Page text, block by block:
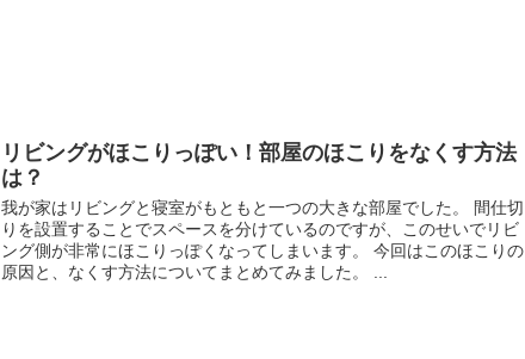
リビングがほこりっぽい！部屋のほこりをなくす方法
は？
我が家はリビングと寝室がもともと一つの大きな部屋でした。 間仕切
りを設置することでスペースを分けているのですが、このせいでリビ
ング側が非常にほこりっぽくなってしまいます。 今回はこのほこりの
原因と、なくす方法についてまとめてみました。 ...